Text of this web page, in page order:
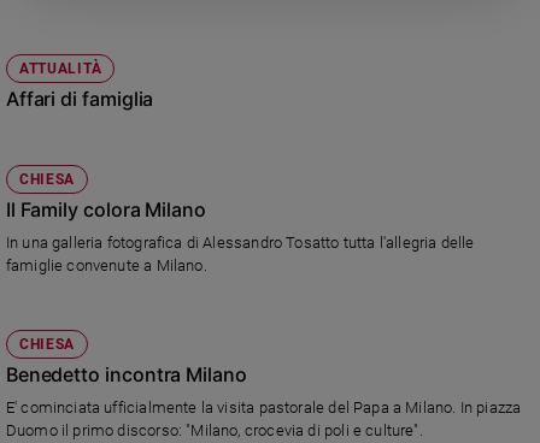
ATTUALITÀ
Affari di famiglia
CHIESA
Il Family colora Milano
In una galleria fotografica di Alessandro Tosatto tutta l'allegria delle
famiglie convenute a Milano.
CHIESA
Benedetto incontra Milano
E' cominciata ufficialmente la visita pastorale del Papa a Milano. In piazza
Duomo il primo discorso: "Milano, crocevia di poli e culture".